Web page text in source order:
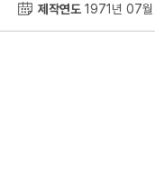
제작연도 1971년 07월